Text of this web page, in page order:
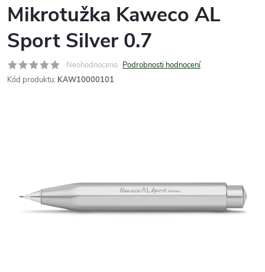
Mikrotužka Kaweco AL
Sport Silver 0.7
Neohodnoceno Podrobnosti hodnocení
Kód produktu: KAW10000101